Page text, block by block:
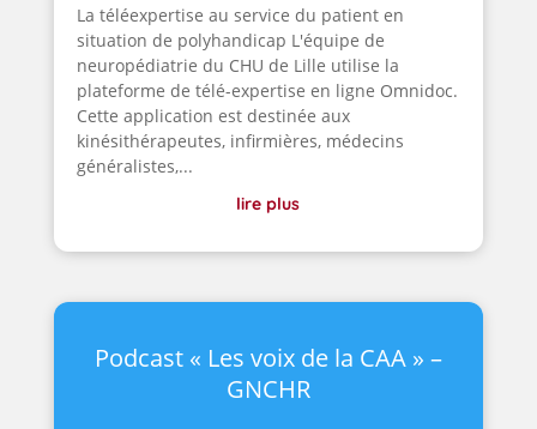
La téléexpertise au service du patient en
situation de polyhandicap L'équipe de
neuropédiatrie du CHU de Lille utilise la
plateforme de télé-expertise en ligne Omnidoc.
Cette application est destinée aux
kinésithérapeutes, infirmières, médecins
généralistes,...
lire plus
Podcast « Les voix de la CAA » –
GNCHR